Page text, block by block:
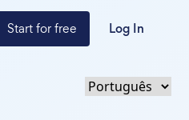
Start for free Log In